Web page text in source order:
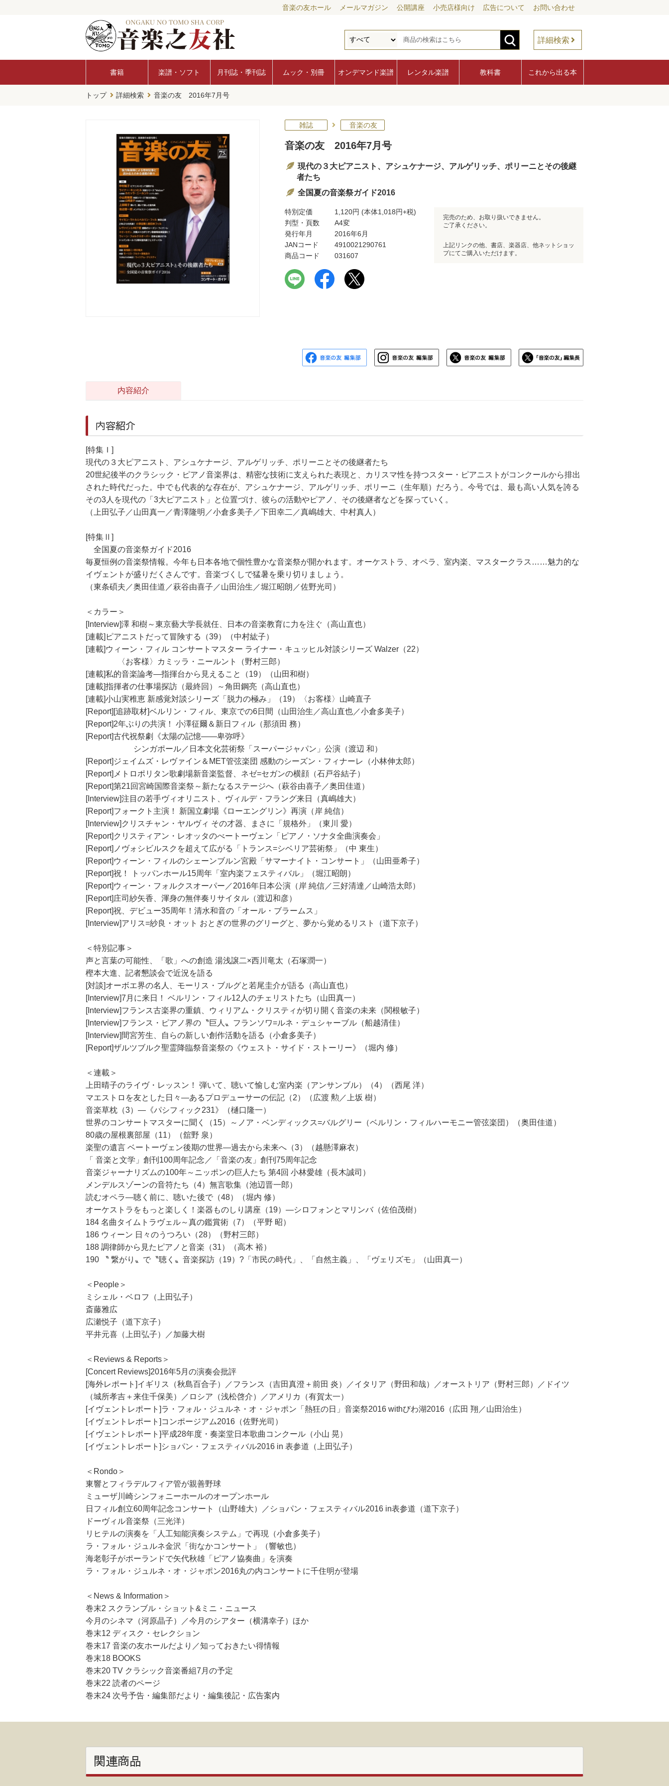
音楽の友ホール メールマガジン 公開講座 小売店様向け 広告について お問い合わせ
詳細検索
書籍 楽譜・ソフト 月刊誌・季刊誌 ムック・別冊 オンデマンド楽譜 レンタル楽譜 教科書 これから出る本
トップ 詳細検索 音楽の友 2016年7月号
雑誌 音楽の友
音楽の友 2016年7月号
現代の３大ピアニスト、アシュケナージ、アルゲリッチ、ポリーニとその後継
者たち
全国夏の音楽祭ガイド2016
特別定価 1,120円 (本体1,018円+税)
判型・頁数
A4変
発行年月
2016年6月
JANコード
4910021290761
商品コード
031607
完売のため、お取り扱いできません。
ご了承ください。
上記リンクの他、書店、楽器店、他ネットショッ
プにてご購入いただけます。
内容紹介
内容紹介
[特集Ｉ]
現代の３大ピアニスト、アシュケナージ、アルゲリッチ、ポリーニとその後継者たち
20世紀後半のクラシック・ピアノ音楽界は、精密な技術に支えられた表現と、カリスマ性を持つスター・ピアニストがコンクールから排出
された時代だった。中でも代表的な存在が、アシュケナージ、アルゲリッチ、ポリーニ（生年順）だろう。今号では、最も高い人気を誇る
その3人を現代の「3大ピアニスト」と位置づけ、彼らの活動やピアノ、その後継者などを探っていく。
（上田弘子／山田真一／青澤隆明／小倉多美子／下田幸二／真嶋雄大、中村真人）
[特集Ⅱ]
全国夏の音楽祭ガイド2016
毎夏恒例の音楽祭情報。今年も日本各地で個性豊かな音楽祭が開かれます。オーケストラ、オペラ、室内楽、マスタークラス……魅力的な
イヴェントが盛りだくさんです。音楽づくしで猛暑を乗り切りましょう。
（東条碩夫／奥田佳道／萩谷由喜子／山田治生／堀江昭朗／佐野光司）
＜カラー＞
[Interview]澤 和樹～東京藝大学長就任、日本の音楽教育に力を注ぐ（高山直也）
[連載]ピアニストだって冒険する（39）（中村紘子）
[連載]ウィーン・フィル コンサートマスター ライナー・キュッヒル対談シリーズ Walzer（22）
〈お客様〉カミッラ・ニールント（野村三郎）
[連載]私的音楽論考―指揮台から見えること（19）（山田和樹）
[連載]指揮者の仕事場探訪（最終回）～角田鋼亮（高山直也）
[連載]小山実稚恵 新感覚対談シリーズ「脱力の極み」（19）〈お客様〉山崎直子
[Report][追跡取材]ベルリン・フィル、東京での6日間（山田治生／高山直也／小倉多美子）
[Report]2年ぶりの共演！ 小澤征爾＆新日フィル（那須田 務）
[Report]古代祝祭劇《太陽の記憶――卑弥呼》
シンガポール／日本文化芸術祭「スーパージャパン」公演（渡辺 和）
[Report]ジェイムズ・レヴァイン＆MET管弦楽団 感動のシーズン・フィナーレ（小林伸太郎）
[Report]メトロポリタン歌劇場新音楽監督、ネゼ=セガンの横顔（石戸谷結子）
[Report]第21回宮崎国際音楽祭～新たなるステージへ（萩谷由喜子／奥田佳道）
[Interview]注目の若手ヴィオリニスト、ヴィルデ・フラング来日（真嶋雄大）
[Report]フォークト主演！ 新国立劇場《ローエングリン》再演（岸 純信）
[Interview]クリスチャン・ヤルヴィ その才器、まさに「規格外」（東川 愛）
[Report]クリスティアン・レオッタのべートーヴェン「ピアノ・ソナタ全曲演奏会」
[Report]ノヴォシビルスクを超えて広がる「トランス=シベリア芸術祭」（中 東生）
[Report]ウィーン・フィルのシェーンブルン宮殿「サマーナイト・コンサート」（山田亜希子）
[Report]祝！ トッパンホール15周年「室内楽フェスティバル」（堀江昭朗）
[Report]ウィーン・フォルクスオーパー／2016年日本公演（岸 純信／三好清達／山崎浩太郎）
[Report]庄司紗矢香、渾身の無伴奏リサイタル（渡辺和彦）
[Report]祝、デビュー35周年！清水和音の「オール・ブラームス」
[Interview]アリス=紗良・オット おとぎの世界のグリーグと、夢から覚めるリスト（道下京子）
＜特別記事＞
声と言葉の可能性、「歌」への創造 湯浅譲二×西川竜太（石塚潤一）
樫本大進、記者懇談会で近況を語る
[対談]オーボエ界の名人、モーリス・ブルグと若尾圭介が語る（高山直也）
[Interview]7月に来日！ ベルリン・フィル12人のチェリストたち（山田真一）
[Interview]フランス古楽界の重鎮、ウィリアム・クリスティが切り開く音楽の未来（関根敏子）
[Interview]フランス・ピアノ界の〝巨人〟フランソワ=ルネ・デュシャーブル（船越清佳）
[Interview]間宮芳生、自らの新しい創作活動を語る（小倉多美子）
[Report]ザルツブルク聖霊降臨祭音楽祭の《ウェスト・サイド・ストーリー》（堀内 修）
＜連載＞
上田晴子のライヴ・レッスン！ 弾いて、聴いて愉しむ室内楽（アンサンブル）（4）（西尾 洋）
マエストロを友とした日々―あるプロデューサーの伝記（2）（広渡 勲／上坂 樹）
音楽草枕（3）―《パシフィック231》（樋口隆一）
世界のコンサートマスターに聞く（15）～ノア・ベンディックス=バルグリー（ベルリン・フィルハーモニー管弦楽団）（奥田佳道）
80歳の屋根裏部屋（11）（舘野 泉）
楽聖の遺言 ベートーヴェン後期の世界―過去から未来へ（3）（越懸澤麻衣）
「 音楽と文学」創刊100周年記念／「音楽の友」創刊75周年記念
音楽ジャーナリズムの100年～ニッポンの巨人たち 第4回 小林愛雄（長木誠司）
メンデルスゾーンの音符たち（4）無言歌集（池辺晋一郎）
読むオペラ―聴く前に、聴いた後で（48）（堀内 修）
オーケストラをもっと楽しく！楽器ものしり講座（19）―シロフォンとマリンバ（佐伯茂樹）
184 名曲タイムトラヴェル～真の鑑賞術（7）（平野 昭）
186 ウィーン 日々のうつろい（28）（野村三郎）
188 調律師から見たピアノと音楽（31）（高木 裕）
190 〝 繋がり〟で〝聴く〟音楽探訪（19）?「市民の時代」、「自然主義」、「ヴェリズモ」（山田真一）
＜People＞
ミシェル・ベロフ（上田弘子）
斎藤雅広
広瀬悦子（道下京子）
平井元喜（上田弘子）／加藤大樹
＜Reviews & Reports＞
[Concert Reviews]2016年5月の演奏会批評
[海外レポート]イギリス（秋島百合子）／フランス（吉田真澄＋前田 炎）／イタリア（野田和哉）／オーストリア（野村三郎）／ドイツ
（城所孝吉＋来住千保美）／ロシア（浅松啓介）／アメリカ（有賀太一）
[イヴェントレポート]ラ・フォル・ジュルネ・オ・ジャポン「熱狂の日」音楽祭2016 withびわ湖2016（広田 翔／山田治生）
[イヴェントレポート]コンポージアム2016（佐野光司）
[イヴェントレポート]平成28年度・奏楽堂日本歌曲コンクール（小山 晃）
[イヴェントレポート]ショパン・フェスティバル2016 in 表参道（上田弘子）
＜Rondo＞
東響とフィラデルフィア管が親善野球
ミューザ川崎シンフォニーホールのオープンホール
日フィル創立60周年記念コンサート（山野雄大）／ショパン・フェスティバル2016 in表参道（道下京子）
ドーヴィル音楽祭（三光洋）
リヒテルの演奏を「人工知能演奏システム」で再現（小倉多美子）
ラ・フォル・ジュルネ金沢「街なかコンサート」（響敏也）
海老彰子がポーランドで矢代秋雄「ピアノ協奏曲」を演奏
ラ・フォル・ジュルネ・オ・ジャポン2016丸の内コンサートに千住明が登場
＜News & Information＞
巻末2 スクランブル・ショット&ミニ・ニュース
今月のシネマ（河原晶子）／今月のシアター（横溝幸子）ほか
巻末12 ディスク・セレクション
巻末17 音楽の友ホールだより／知っておきたい得情報
巻末18 BOOKS
巻末20 TV クラシック音楽番組7月の予定
巻末22 読者のページ
巻末24 次号予告・編集部だより・編集後記・広告案内
関連商品